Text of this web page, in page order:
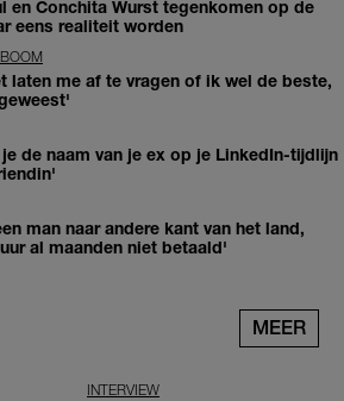
en Conchita Wurst tegenkomen op de
eens realiteit worden
laten me af te vragen of ik wel de beste,
de naam van je ex op je LinkedIn-tijdlijn
man naar andere kant van het land,
al maanden niet betaald'
MEER
INTERVIEW